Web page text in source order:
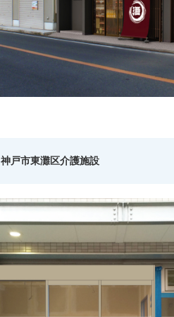
神戸市東灘区介護施設